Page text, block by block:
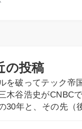
の投稿
を破ってテック帝
木谷浩史がCNBC
30年と、その先（